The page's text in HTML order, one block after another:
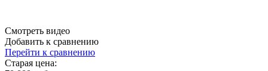
Смотреть видео
Добавить к сравнению
Перейти к сравнению
Старая цена: